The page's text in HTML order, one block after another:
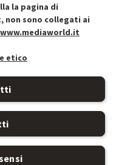
la pagina di
non sono collegati ai
www.mediaworld.it
etico